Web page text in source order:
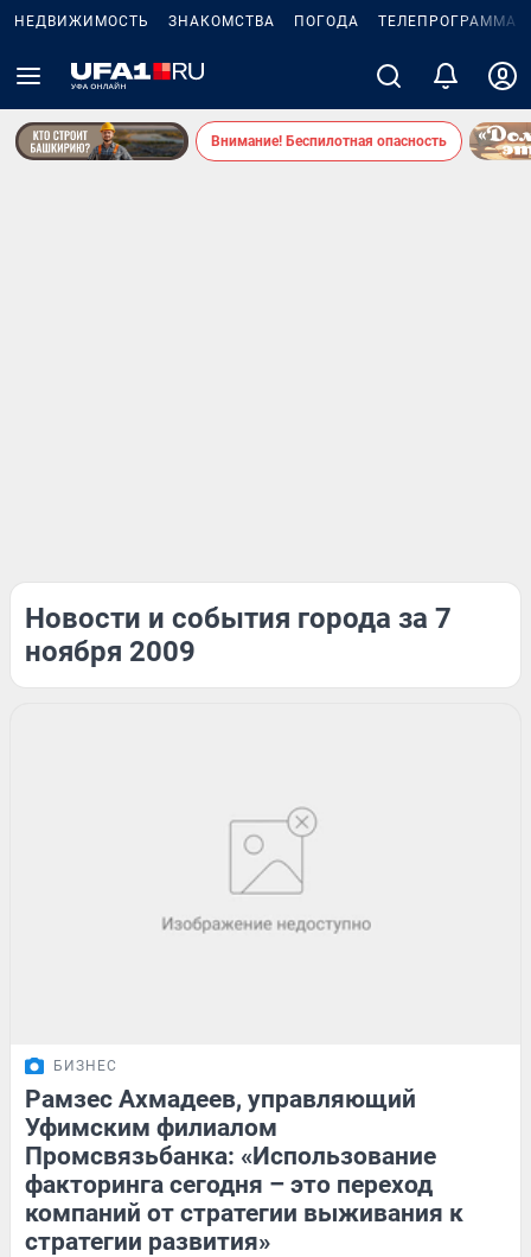
НЕДВИЖИМОСТЬ ЗНАКОМСТВА ПОГОДА ТЕЛЕПРОГРАММА
Внимание! Беспилотная опасность
Новости и события города за 7
ноября 2009
БИЗНЕС
Рамзес Ахмадеев, управляющий
Уфимским филиалом
Промсвязьбанка: «Использование
факторинга сегодня – это переход
компаний от стратегии выживания к
стратегии развития»